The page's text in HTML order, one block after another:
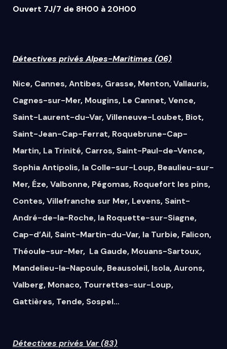
Ouvert 7J/7 de 8H00 à 20H00
Détectives privés Alpes-Maritimes (06)
Nice, Cannes,Antibes, Grasse, Menton,Vallauris,
Cagnes-sur-Mer, Mougins, Le Cannet,Vence,
Saint-Laurent-du-Var,Villeneuve-Loubet, Biot,
Saint-Jean-Cap-Ferrat, Roquebrune-Cap-
Martin, La Trinité, Carros, Saint-Paul-de-Vence,
Sophia Antipolis, la Colle-sur-Loup, Beaulieu-sur-
Mer, Éze,Valbonne, Pégomas, Roquefort les pins,
Contes,Villefranche sur Mer, Levens, Saint-
André-de-la-Roche, la Roquette-sur-Siagne,
Cap-d’Ail, Saint-Martin-du-Var, la Turbie, Falicon,
Théoule-sur-Mer, La Gaude, Mouans-Sartoux,
Mandelieu-la-Napoule, Beausoleil, Isola,Aurons,
Valberg, Monaco, Tourrettes-sur-Loup,
Gattières, Tende, Sospel…
Détectives privés Var (83)